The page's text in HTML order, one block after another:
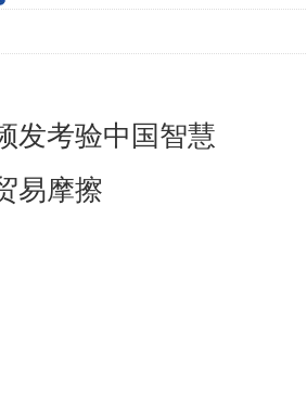
发考验中国智慧
易摩擦